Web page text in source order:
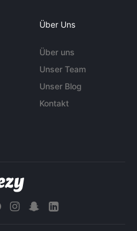
Über Uns
Über uns
Unser Team
Unser Blog
Kontakt